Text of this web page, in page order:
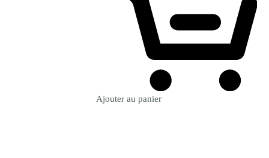
Ajouter au panier